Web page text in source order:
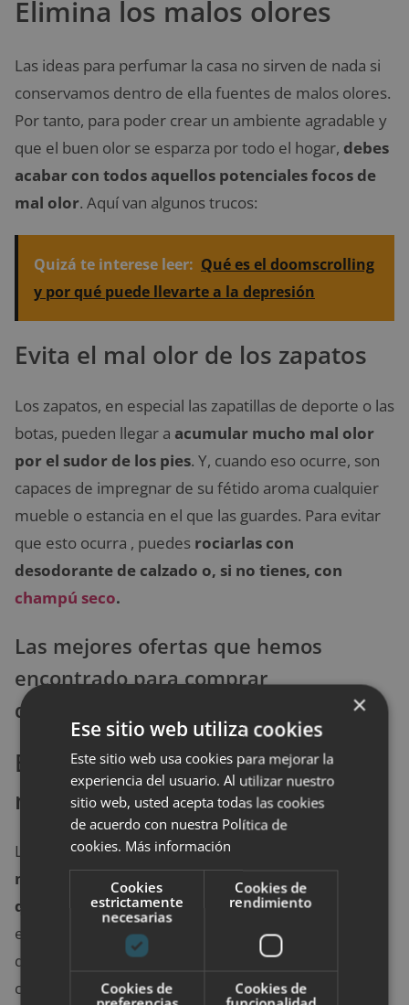
Elimina los malos olores
Las ideas para perfumar la casa no sirven de nada si
conservamos dentro de ella fuentes de malos olores.
Por tanto, para poder crear un ambiente agradable y
que el buen olor se esparza por todo el hogar, debes
acabar con todos aquellos potenciales focos de
mal olor. Aquí van algunos trucos:
Quizá te interese leer: Qué es el doomscrolling
y por qué puede llevarte a la depresión
Evita el mal olor de los zapatos
Los zapatos, en especial las zapatillas de deporte o las
botas, pueden llegar a acumular mucho mal olor
por el sudor de los pies. Y, cuando eso ocurre, son
capaces de impregnar de su fétido aroma cualquier
mueble o estancia en el que las guardes. Para evitar
que esto ocurra , puedes rociarlas con
desodorante de calzado o, si no tienes, con
champú seco.
Las mejores ofertas que hemos
encontrado para comprar
desodorante de calzado
Bicarbonato en alfombras y
moquetas
Las
alfombras, mantitas de las mascotas y
moquetas son otros elementos de nuestra casa
que pueden absorber malos olores. Para
eliminarlos, puedes utilizar
bicarbonato de sodio
que tiene propiedades desodorantes naturales y no
cuesta casi nada. Rocía un poco sobre la alfombra o
×
Ese sitio web utiliza cookies
Este sitio web usa cookies para mejorar la
experiencia del usuario. Al utilizar nuestro
sitio web, usted acepta todas las cookies
de acuerdo con nuestra Política de
cookies. Más información
Cookies
estrictamente
necesarias
Cookies de
rendimiento
Cookies de
Cookies de